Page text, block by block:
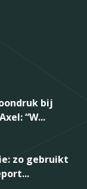
bij
“W...
zo gebruikt